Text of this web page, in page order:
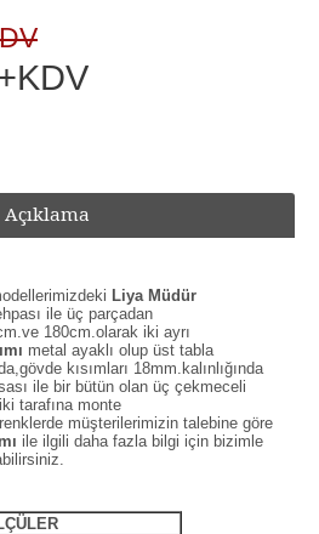
Açıklama
Liya Müdür
ile üç parçadan
180cm.olarak iki ayrı
metal ayaklı olup üst tabla
kısımları 18mm.kalınlığında
ile bir bütün olan üç çekmeceli
tarafına monte
müşterilerimizin talebine göre
ile ilgili daha fazla bilgi için bizimle